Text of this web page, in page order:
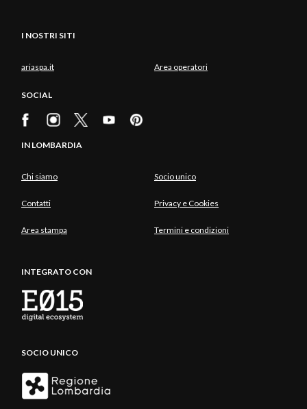
I NOSTRI SITI
ariaspa.it Area operatori
SOCIAL
IN LOMBARDIA
Chi siamo Socio unico
Contatti Privacy e Cookies
Area stampa Termini e condizioni
INTEGRATO CON
SOCIO UNICO